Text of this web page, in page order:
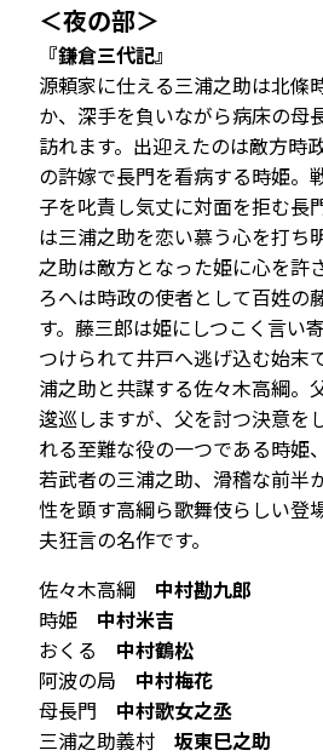
＜夜の部＞
『鎌倉三代記』
源頼家に仕える三浦之助は北條
か、深手を負いながら病床の母
訪れます。出迎えたのは敵方時
の許嫁で長門を看病する時姫。
子を叱責し気丈に対面を拒む長
は三浦之助を恋い慕う心を打ち
之助は敵方となった姫に心を許
ろへは時政の使者として百姓の
す。藤三郎は姫にしつこく言い
つけられて井戸へ逃げ込む始末
浦之助と共謀する佐々木高綱。
逡巡しますが、父を討つ決意を
れる至難な役の一つである時姫
若武者の三浦之助、滑稽な前半
性を顕す高綱ら歌舞伎らしい登
夫狂言の名作です。
佐々木高綱 中村勘九郎
時姫 中村米吉
おくる 中村鶴松
阿波の局 中村梅花
母長門 中村歌女之丞
三浦之助義村 坂東巳之助